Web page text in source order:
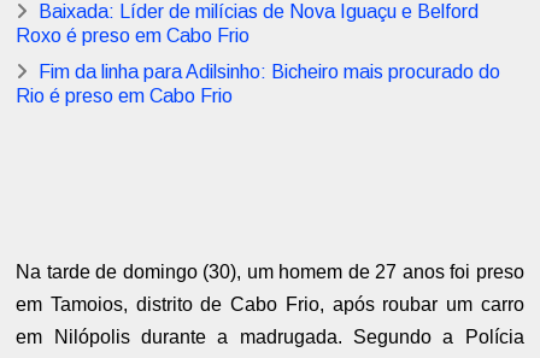
Baixada: Líder de milícias de Nova Iguaçu e Belford
Roxo é preso em Cabo Frio
Fim da linha para Adilsinho: Bicheiro mais procurado do
Rio é preso em Cabo Frio
Na tarde de domingo (30), um homem de 27 anos foi preso
em Tamoios, distrito de Cabo Frio, após roubar um carro
em Nilópolis durante a madrugada. Segundo a Polícia